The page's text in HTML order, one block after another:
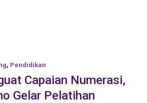
, Pendidikan
Capaian Numerasi,
Gelar Pelatihan